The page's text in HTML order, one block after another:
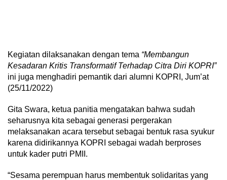
Kegiatan dilaksanakan dengan tema “Membangun
Kesadaran Kritis Transformatif Terhadap Citra Diri KOPRI”
ini juga menghadiri pemantik dari alumni KOPRI, Jum’at
(25/11/2022)
Gita Swara, ketua panitia mengatakan bahwa sudah
seharusnya kita sebagai generasi pergerakan
melaksanakan acara tersebut sebagai bentuk rasa syukur
karena didirikannya KOPRI sebagai wadah berproses
untuk kader putri PMII.
“Sesama perempuan harus membentuk solidaritas yang